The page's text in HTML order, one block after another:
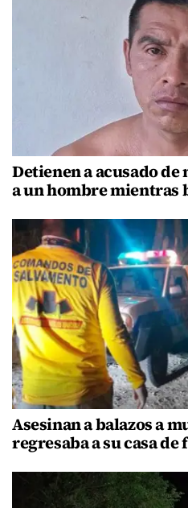
Detienen a acusado
a un hombre mientras
Asesinan a balazos a
regresaba a su casa